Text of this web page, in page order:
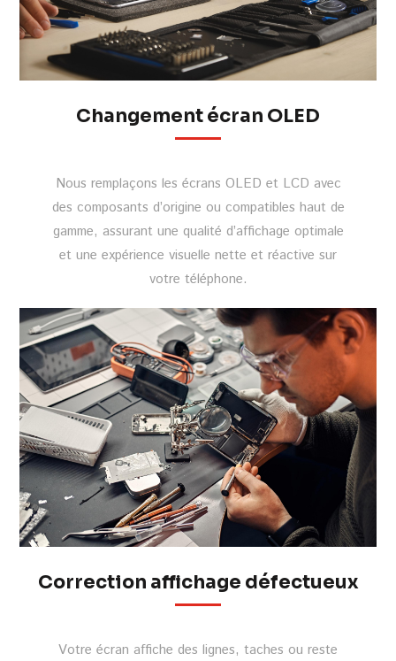
Changement écran OLED
Nous remplaçons les écrans OLED et LCD avec
des composants d’origine ou compatibles haut de
gamme, assurant une qualité d’affichage optimale
et une expérience visuelle nette et réactive sur
votre téléphone.
Correction affichage défectueux
Votre écran affiche des lignes, taches ou reste